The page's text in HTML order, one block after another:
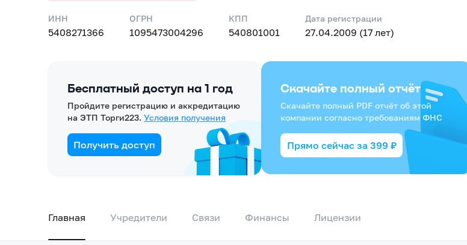
ИНН
5408271366
ОГРН
1095473004296
КПП
540801001
Дата регистрации
27.04.2009 (17 лет)
Бесплатный доступ на 1 год
Пройдите регистрацию и аккредитацию
на ЭТП Торги223. Условия получения
Получить доступ
Скачайте полный отчёт
Скачайте полный PDF отчёт об этой
компании согласно требованиям ФНС
Прямо сейчас за 399 ₽
Главная Учредители Связи Финансы Лицензии